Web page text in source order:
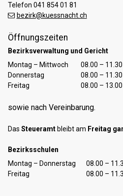
Telefon 041 854 01 81
bezirk@kuessnacht.ch
Öffnungszeiten
Bezirksverwaltung und Gericht
TagÖffnungszeiten Vormittag
Montag – Mittwoch 08.00 –
Donnerstag
08.00 –
Freitag
08.00 –
sowie nach Vereinbarung.
Das Steueramt bleibt am Freitag
Bezirksschulen
TagÖffnungszeiten Vormittag
Montag – Donnerstag 08.00 –
Freitag
08.00 –